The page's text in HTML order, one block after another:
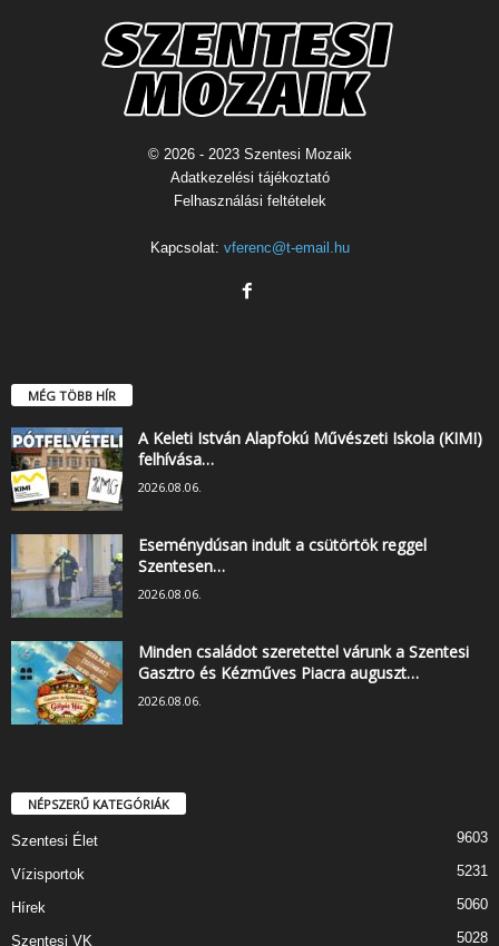
© 2026 - 2023 Szentesi Mozaik
Adatkezelési tájékoztató
Felhasználási feltételek
Kapcsolat: vferenc@t-email.hu
MÉG TÖBB HÍR
A Keleti István Alapfokú Művészeti Iskola (KIMI)
felhívása…
2026.08.06.
Eseménydúsan indult a csütörtök reggel
Szentesen…
2026.08.06.
Minden családot szeretettel várunk a Szentesi
Gasztro és Kézműves Piacra auguszt…
2026.08.06.
NÉPSZERŰ KATEGÓRIÁK
Szentesi Élet 9603
Vízisportok 5231
Hírek 5060
Szentesi VK 5028